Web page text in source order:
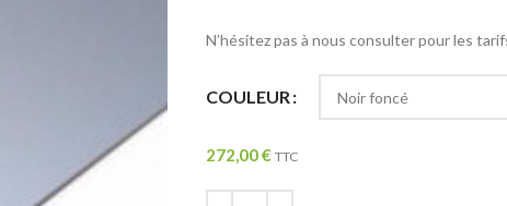
N’hésitez pas à nous consulter pour les
COULEUR
272,00€ TTC